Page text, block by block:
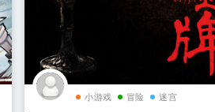
小游戏 冒险 迷宫